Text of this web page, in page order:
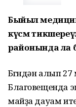
Быйыл
күсмә
районында ла
Бөгөндән алып
Благовещенда
майҙа дауам